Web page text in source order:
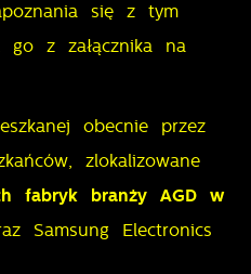
się z tym
go z załącznika na
obecnie przez
zlokalizowane
fabryk branży AGD w
Samsung Electronics